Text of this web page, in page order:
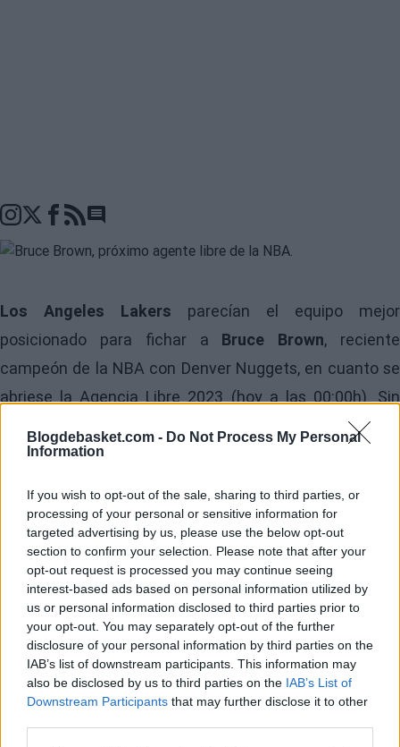
Blogdebasket.com - Do Not Process My Personal
Information
If you wish to opt-out of the sale, sharing to third parties, or
processing of your personal or sensitive information for
targeted advertising by us, please use the below opt-out
section to confirm your selection. Please note that after your
opt-out request is processed you may continue seeing
interest-based ads based on personal information utilized by
us or personal information disclosed to third parties prior to
your opt-out. You may separately opt-out of the further
disclosure of your personal information by third parties on the
IAB’s list of downstream participants. This information may
also be disclosed by us to third parties on the IAB’s List of
Downstream Participants that may further disclose it to other
Go to comments seciton
Los Angeles Lakers parecían el equipo mejor
posicionado para fichar a Bruce Brown, reciente
campeón de la NBA con Denver Nuggets, en cuanto se
abriese la Agencia Libre 2023 (hoy a las 00:00h). Sin
Rumores NBAMarc
Stein,Indiana Pacers
jugador, y lo ha hecho con mucha fuerza. La franquicia
angelina va a tener que esforzarse mucho si se quiere
hacer con un Brown que ha sido clave en la
consecución del anillo con los Nuggets.